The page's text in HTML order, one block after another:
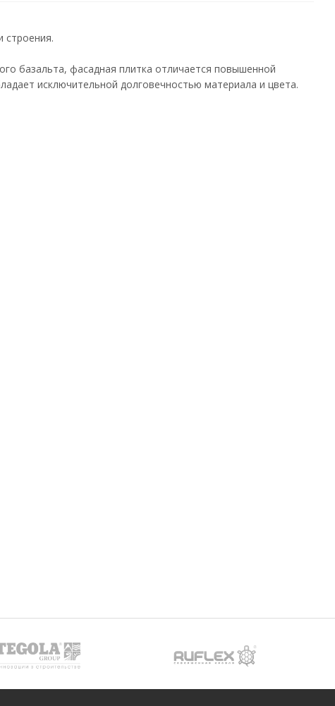
строения.
базальта, фасадная плитка отличается повышенной
исключительной долговечностью материала и цвета.